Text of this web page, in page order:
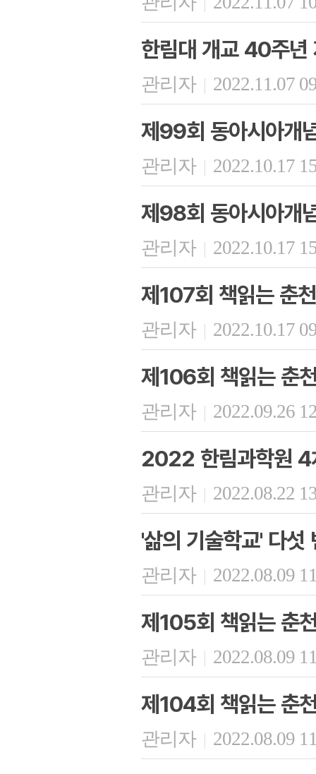
한림대 개교 40주
관리자 | 2022.11.07
제99회 동아시아개
관리자 | 2022.10.17
제98회 동아시아개
관리자 | 2022.10.17
제107회 책읽는 춘천
관리자 | 2022.10.17
제106회 책읽는 춘
관리자 | 2022.09.26
2022 한림과학원 4
관리자 | 2022.08.22
'삶의 기술학교' 다
관리자 | 2022.08.09
제105회 책읽는 춘
관리자 | 2022.08.09
제104회 책읽는 춘
관리자 | 2022.08.09